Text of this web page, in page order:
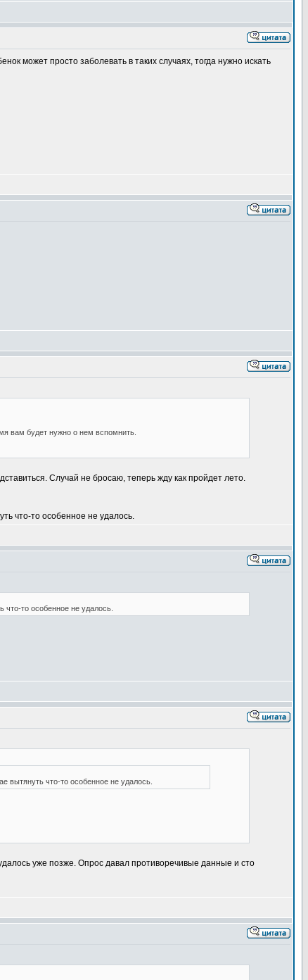
может просто заболевать в таких случаях, тогда нужно искать
вам будет нужно о нем вспомнить.
Случай не бросаю, теперь жду как пройдет лето.
что-то особенное не удалось.
то особенное не удалось.
вытянуть что-то особенное не удалось.
уже позже. Опрос давал противоречивые данные и сто